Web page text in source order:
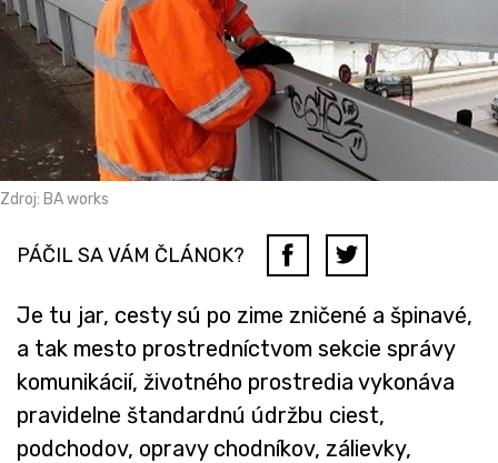
Zdroj: BA works
PÁČIL SA VÁM ČLÁNOK?
Je tu jar, cesty sú po zime zničené a špinavé,
a tak mesto prostredníctvom sekcie správy
komunikácií, životného prostredia vykonáva
pravidelne štandardnú údržbu ciest,
podchodov, opravy chodníkov, zálievky,